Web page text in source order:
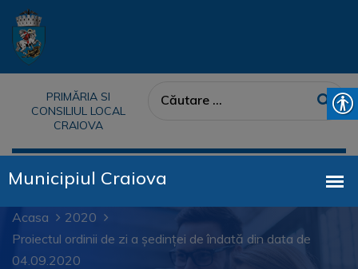
PRIMĂRIA SI
CONSILIUL LOCAL
CRAIOVA
Acasa
2020
Proiectul ordinii de zi a ședinței de îndată din data de
04.09.2020